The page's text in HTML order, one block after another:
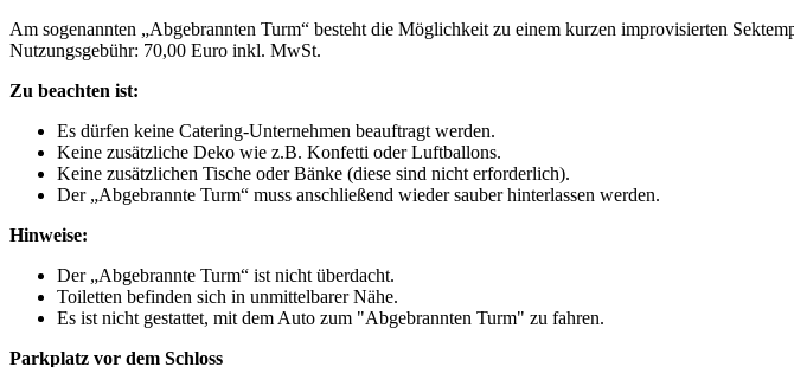
Am sogenannten „Abgebrannten Turm“ besteht die Möglichkeit zu einem kurzen improvisierten
Nutzungsgebühr: 70,00 Euro inkl. MwSt.
Zu beachten ist:
Es dürfen keine Catering-Unternehmen beauftragt werden.
Keine zusätzliche Deko wie z.B. Konfetti oder Luftballons.
Keine zusätzlichen Tische oder Bänke (diese sind nicht erforderlich).
Der „Abgebrannte Turm“ muss anschließend wieder sauber hinterlassen werden.
Hinweise:
Der „Abgebrannte Turm“ ist nicht überdacht.
Toiletten befinden sich in unmittelbarer Nähe.
Es ist nicht gestattet, mit dem Auto zum "Abgebrannten Turm" zu fahren.
Parkplatz vor dem Schloss